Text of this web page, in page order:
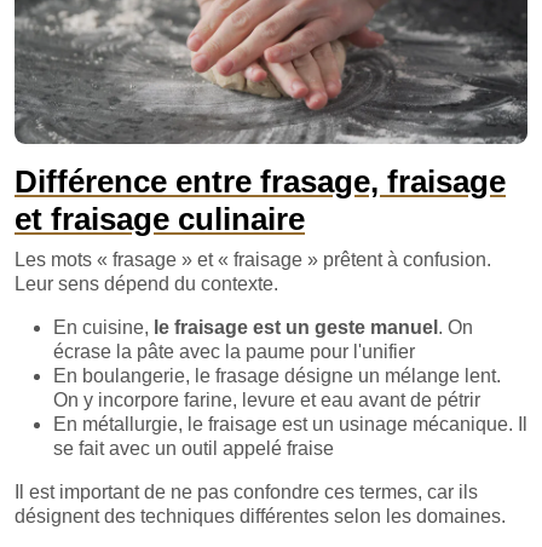
Différence entre frasage, fraisage
et fraisage culinaire
Les mots « frasage » et « fraisage » prêtent à confusion.
Leur sens dépend du contexte.
En cuisine, le fraisage est un geste manuel . On
écrase la pâte avec la paume pour l'unifier
En boulangerie, le frasage désigne un mélange lent.
On y incorpore farine, levure et eau avant de pétrir
En métallurgie, le fraisage est un usinage mécanique. Il
se fait avec un outil appelé fraise
Il est important de ne pas confondre ces termes, car ils
désignent des techniques différentes selon les domaines.